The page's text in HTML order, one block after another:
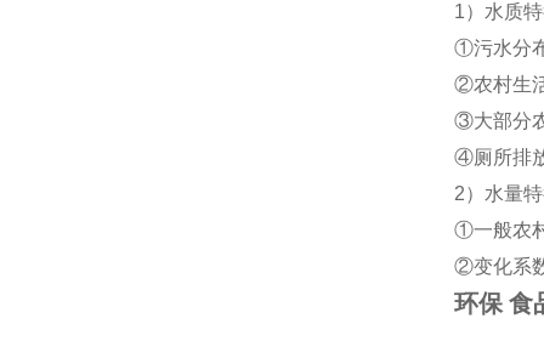
1）水质
①污水分
②农村生
③大部分
④厕所排
2）水量
①一般农
②变化系
环保 食